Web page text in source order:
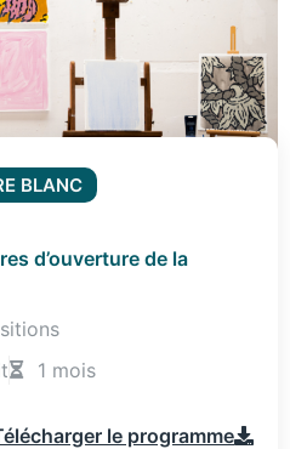
BLANC
d’ouverture de la
1 mois
le programme